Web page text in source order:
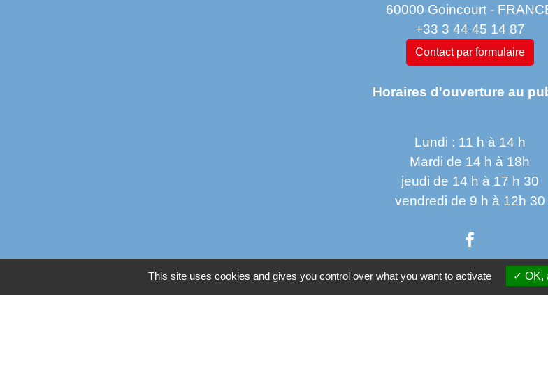
60000 Goincourt -
+33 3 44 45 14 87
Contact par formulaire
Horaires d'ouverture au
Lundi : 11 h à 14 h
Mardi de 14 h à 18h
jeudi de 14 h à 17 h 30
vendredi de 9 h à 12h 30
Liens
This site uses cookies and gives you control over what you want to activate OK,